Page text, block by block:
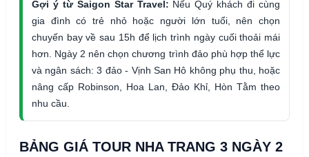
Gợi ý từ Saigon Star Travel: Nếu Quý khách đi cùng
gia đình có trẻ nhỏ hoặc người lớn tuổi, nên chọn
chuyến bay về sau 15h để lịch trình ngày cuối thoải mái
hơn. Ngày 2 nên chọn chương trình đảo phù hợp thể lực
và ngân sách: 3 đảo - Vịnh San Hô không phụ thu, hoặc
nâng cấp Robinson, Hoa Lan, Đảo Khỉ, Hòn Tằm theo
nhu cầu.
BẢNG GIÁ TOUR NHA TRANG 3 NGÀY 2